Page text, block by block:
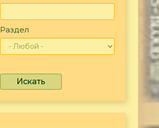
Раздел
Искать